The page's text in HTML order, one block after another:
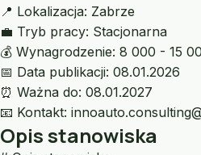
📍 Lokalizacja: Zabrze
💼 Tryb pracy: Stacjonarna
💰 Wynagrodzenie: 8 000 - 15
📅 Data publikacji: 08.01.2026
⏰ Ważna do: 08.01.2027
📧 Kontakt:
Opis stanowiska